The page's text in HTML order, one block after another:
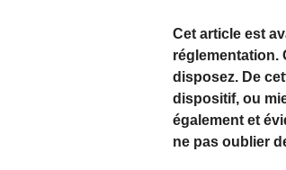
Cet article est
réglementation.
disposez. De
dispositif, ou
également et
ne pas oublier